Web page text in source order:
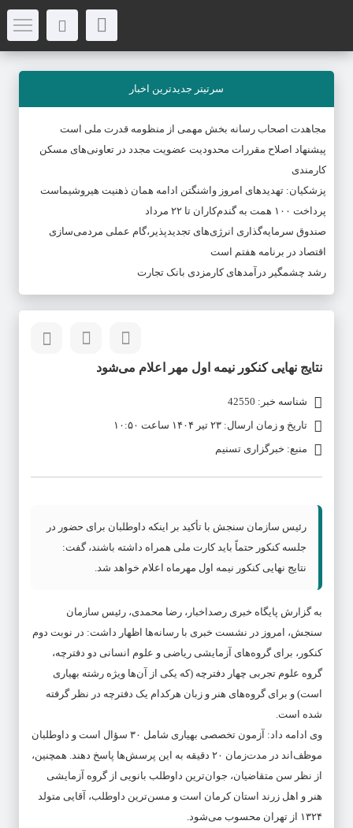
سرتیتر جدیدترین اخبار
مجاهدت اصحاب رسانه بخش مهمی از منظومه قدرت ملی است
پیشنهاد اصلاح مقررات محدودیت عضویت مجدد در تعاونی‌های مسکن
کارمندی
پزشکیان: تهدیدهای امروز واشنگتن ادامه همان ذهنیت هیروشیماست
پرداخت ۱۰۰ همت به گندم‌کاران تا ۲۲ مرداد
صندوق سرمایه‌گذاری انرژی‌های تجدیدپذیر،گام عملی مردمی‌سازی
اقتصاد در برنامه هفتم است
رشد چشمگیر درآمدهای کارمزدی بانک تجارت
نتایج نهایی کنکور نیمه اول مهر اعلام می‌شود
شناسه خبر: 42550
تاریخ و زمان ارسال: ۲۳ تیر ۱۴۰۴ ساعت ۱۰:۵۰
منبع: خبرگزاری تسنیم
رئیس سازمان سنجش با تأکید بر اینکه داوطلبان برای حضور در
جلسه کنکور حتماً باید کارت ملی همراه داشته باشند، گفت:
نتایج نهایی کنکور نیمه اول مهرماه اعلام خواهد شد.
به گزارش پایگاه خبری رصداخبار، رضا محمدی، رئیس سازمان
سنجش، امروز در نشست خبری با رسانه‌ها اظهار داشت: در نوبت دوم
کنکور، برای گروه‌های آزمایشی ریاضی و علوم انسانی دو دفترچه،
گروه علوم تجربی چهار دفترچه (که یکی از آن‌ها ویژه رشته بهیاری
است) و برای گروه‌های هنر و زبان هرکدام یک دفترچه در نظر گرفته
شده است.
وی ادامه داد: آزمون تخصصی بهیاری شامل ۳۰ سؤال است و داوطلبان
موظف‌اند در مدت‌زمان ۲۰ دقیقه به این پرسش‌ها پاسخ دهند. همچنین،
از نظر سن متقاضیان، جوان‌ترین داوطلب بانویی از گروه آزمایشی
هنر و اهل زرند استان کرمان است و مسن‌ترین داوطلب، آقایی متولد
۱۳۲۴ از تهران محسوب می‌شود.